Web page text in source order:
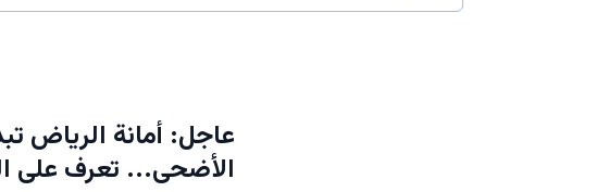
عاجل: أمانة الرياض
الأضحى... تعرف على